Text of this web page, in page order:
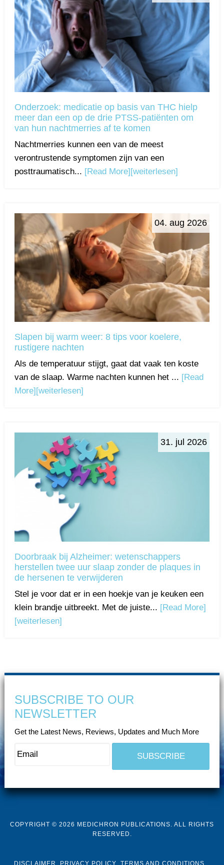
Onderzoek: medicatie op basis van THC hielp
meer dan een op de drie PTSS-patiënten om
van hun nachtmerries af te komen
Nachtmerries kunnen een van de meest
verontrustende symptomen zijn van een
posttraumatisch... [Read More][weiterlesen]
04. aug 2026
Slapen bij warm weer: 8 tips voor koelere,
rustigere nachten
Als de temperatuur stijgt, gaat dat vaak ten koste
van de slaap. Warme nachten kunnen het ... [Read
More] [weiterlesen]
31. jul 2026
Doorbraak bij Alzheimer: wetenschappers
herstellen twee uur slaap zonder de plaques in
de hersenen te verwijderen
Stel je voor dat er in een hoekje van je keuken een
klein brandje uitbreekt. Met de juiste... [Read More]
[weiterlesen]
SUBSCRIBE TO OUR
NEWSLETTER
Get the Latest News, Reviews, Updates and Much More
COPYRIGHT © 2026 MEDICHRON PUBLICATIONS. ALL RIGHTS
RESERVED.